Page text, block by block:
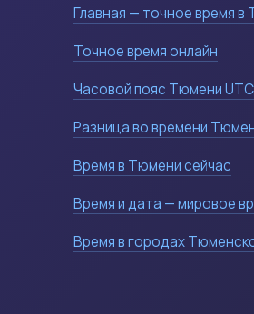
Главная — точное время в
Точное время онлайн
Часовой пояс Тюмени
Разница во времени
Время в Тюмени сейчас
Время и дата — мировое
Время в городах